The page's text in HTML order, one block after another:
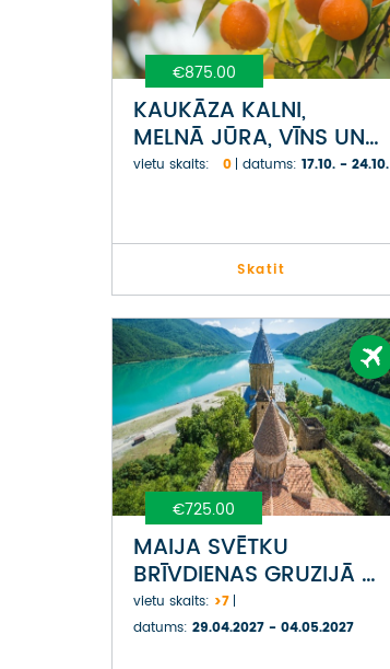
€875.00
KAUKĀZA KALNI,
MELNĀ JŪRA, VĪNS UN
MANDARĪNI GRUZIJĀ
vietu skaits: 0 datums: 17.10. - 24.10.
Skatit
€725.00
MAIJA SVĒTKU
BRĪVDIENAS GRUZIJĀ -
TBILISI, KAUKĀZA KALNI
UN KAHETIJA
vietu skaits: >7
datums: 29.04.2027 - 04.05.2027